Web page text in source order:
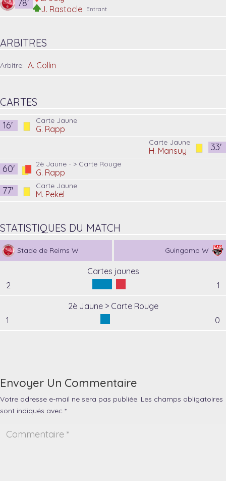
Entrant
J. Rastocle
78'
ARBITRES
Arbitre: A. Collin
CARTES
Carte Jaune
G. Rapp
16'
33'
Carte Jaune
H. Mansuy
2è Jaune - > Carte Rouge
G. Rapp
60'
Carte Jaune
M. Pekel
77'
STATISTIQUES DU MATCH
Stade de Reims W Guingamp W
Cartes jaunes
2
1
2è Jaune > Carte Rouge
1
0
Envoyer Un Commentaire
Votre adresse e-mail ne sera pas publiée. Les champs obligatoires
sont indiqués avec *